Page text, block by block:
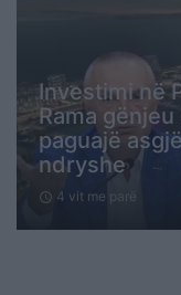
Investimi në
Rama
paguajë
ndryshe
schedule 4 vit me parë